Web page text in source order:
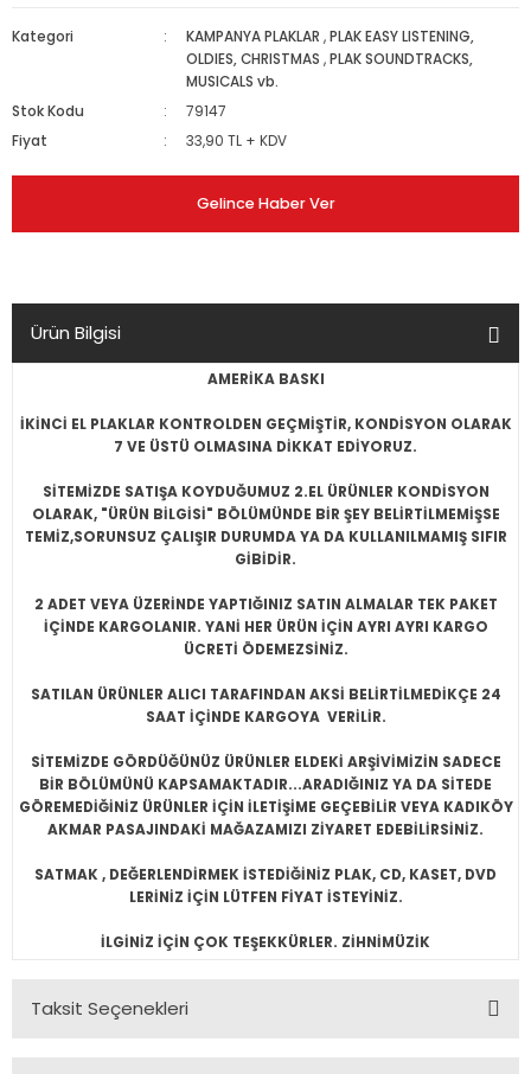
Kategori KAMPANYA PLAKLAR ,PLAK EASY LISTENING,
OLDIES, CHRISTMAS ,PLAK SOUNDTRACKS,
MUSICALS vb.
Stok Kodu
79147
Fiyat
33,90 TL + KDV
Gelince Haber Ver
Ürün Bilgisi
AMERİKA BASKI
İKİNCİ EL PLAKLAR KONTROLDEN GEÇMİŞTİR, KONDİSYON OLARAK
7 VE ÜSTÜ OLMASINA DİKKAT EDİYORUZ.
SİTEMİZDE SATIŞA KOYDUĞUMUZ 2.EL ÜRÜNLER KONDİSYON
OLARAK, "ÜRÜN BİLGİSİ" BÖLÜMÜNDE BİR ŞEY BELİRTİLMEMİŞSE
TEMİZ,SORUNSUZ ÇALIŞIR DURUMDA YA DA KULLANILMAMIŞ SIFIR
GİBİDİR.
2 ADET VEYA ÜZERİNDE YAPTIĞINIZ SATIN ALMALAR TEK PAKET
İÇİNDE KARGOLANIR. YANİ HER ÜRÜN İÇİN AYRI AYRI KARGO
ÜCRETİ ÖDEMEZSİNİZ.
SATILAN ÜRÜNLER ALICI TARAFINDAN AKSİ BELİRTİLMEDİKÇE 24
SAAT İÇİNDE KARGOYA VERİLİR.
SİTEMİZDE GÖRDÜĞÜNÜZ ÜRÜNLER ELDEKİ ARŞİVİMİZİN SADECE
BİR BÖLÜMÜNÜ KAPSAMAKTADIR...ARADIĞINIZ YA DA SİTEDE
GÖREMEDİĞİNİZ ÜRÜNLER İÇİN İLETİŞİME GEÇEBİLİR VEYA KADIKÖY
AKMAR PASAJINDAKİ MAĞAZAMIZI ZİYARET EDEBİLİRSİNİZ.
SATMAK , DEĞERLENDİRMEK İSTEDİĞİNİZ PLAK, CD, KASET, DVD
LERİNİZ İÇİN LÜTFEN FİYAT İSTEYİNİZ.
İLGİNİZ İÇİN ÇOK TEŞEKKÜRLER. ZİHNİMÜZİK
Taksit Seçenekleri